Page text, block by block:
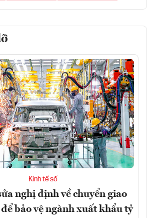
Kinh tế số
nghị định về chuyển giao
bảo vệ ngành xuất khẩu tỷ